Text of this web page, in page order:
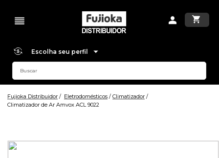
Escolha seu perfil
Fujioka Distribuidor Eletrodomésticos
Climatizador
Climatizador de Ar Amvox ACL 9022